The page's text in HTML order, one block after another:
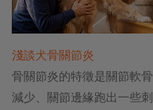
淺談犬骨關節炎
骨關節炎的特徵是關節軟骨
減少、關節邊緣跑出一些刺